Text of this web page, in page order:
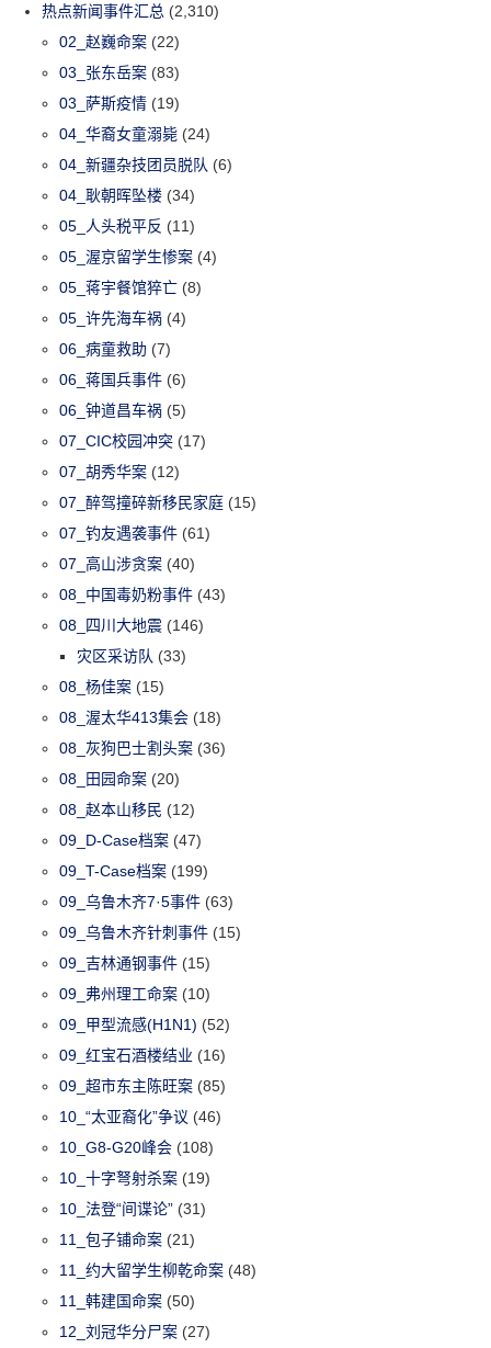
热点新闻事件汇总 (2,310)
02_赵巍命案 (22)
03_张东岳案 (83)
03_萨斯疫情 (19)
04_华裔女童溺毙 (24)
04_新疆杂技团员脱队 (6)
04_耿朝晖坠楼 (34)
05_人头税平反 (11)
05_渥京留学生惨案 (4)
05_蒋宇餐馆猝亡 (8)
05_许先海车祸 (4)
06_病童救助 (7)
06_蒋国兵事件 (6)
06_钟道昌车祸 (5)
07_CIC校园冲突 (17)
07_胡秀华案 (12)
07_醉驾撞碎新移民家庭 (15)
07_钓友遇袭事件 (61)
07_高山涉贪案 (40)
08_中国毒奶粉事件 (43)
08_四川大地震 (146)
灾区采访队 (33)
08_杨佳案 (15)
08_渥太华413集会 (18)
08_灰狗巴士割头案 (36)
08_田园命案 (20)
08_赵本山移民 (12)
09_D-Case档案 (47)
09_T-Case档案 (199)
09_乌鲁木齐7·5事件 (63)
09_乌鲁木齐针刺事件 (15)
09_吉林通钢事件 (15)
09_弗州理工命案 (10)
09_甲型流感(H1N1) (52)
09_红宝石酒楼结业 (16)
09_超市东主陈旺案 (85)
10_“太亚裔化”争议 (46)
10_G8-G20峰会 (108)
10_十字弩射杀案 (19)
10_法登“间谍论” (31)
11_包子铺命案 (21)
11_约大留学生柳乾命案 (48)
11_韩建国命案 (50)
12_刘冠华分尸案 (27)